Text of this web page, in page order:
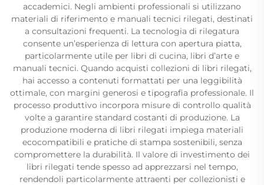
accademici. Negli ambienti professionali si utilizzano
materiali di riferimento e manuali tecnici rilegati, destinati
a consultazioni frequenti. La tecnologia di rilegatura
consente un’esperienza di lettura con apertura piatta,
particolarmente utile per libri di cucina, libri d’arte e
manuali tecnici. Quando acquisti collezioni di libri rilegati,
hai accesso a contenuti formattati per una leggibilità
ottimale, con margini generosi e tipografia professionale. Il
processo produttivo incorpora misure di controllo qualità
volte a garantire standard costanti di produzione. La
produzione moderna di libri rilegati impiega materiali
ecocompatibili e pratiche di stampa sostenibili, senza
compromettere la durabilità. Il valore di investimento dei
libri rilegati tende spesso ad apprezzarsi nel tempo,
rendendoli particolarmente attraenti per collezionisti e